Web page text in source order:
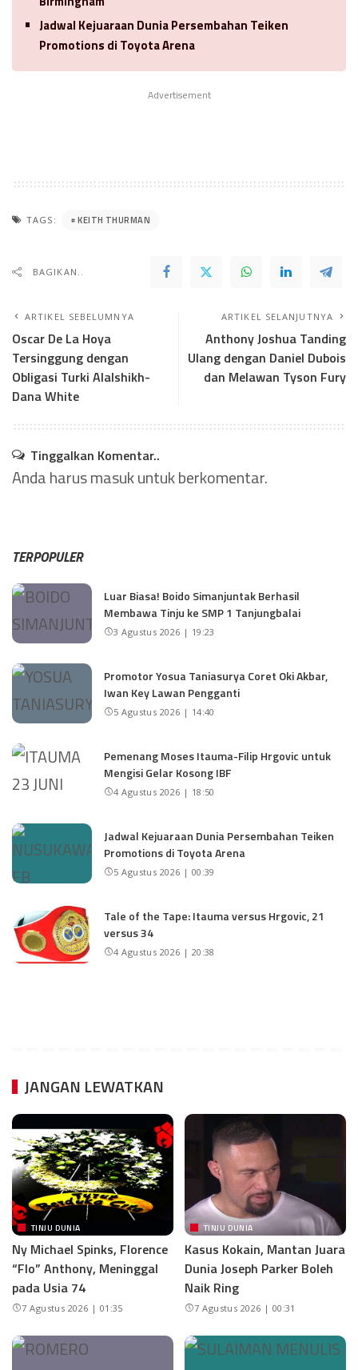
Jadwal Kejuaraan Dunia Persembahan Teiken
Promotions di Toyota Arena
Advertisement
TAGS: KEITH THURMAN
BAGIKAN..
ARTIKEL SEBELUMNYA
Oscar De La Hoya
Tersinggung dengan
Obligasi Turki Alalshikh-
Dana White
ARTIKEL SELANJUTNYA
Anthony Joshua Tanding
Ulang dengan Daniel Dubois
dan Melawan Tyson Fury
Tinggalkan Komentar..
Anda harusmasukuntuk berkomentar.
TERPOPULER
Luar Biasa! Boido Simanjuntak Berhasil
Membawa Tinju ke SMP 1 Tanjungbalai
3 Agustus 2026 | 19:23
Promotor Yosua Taniasurya Coret Oki Akbar,
Iwan Key Lawan Pengganti
5 Agustus 2026 | 14:40
Pemenang Moses Itauma-Filip Hrgovic untuk
Mengisi Gelar Kosong IBF
4 Agustus 2026 | 18:50
Jadwal Kejuaraan Dunia Persembahan Teiken
Promotions di Toyota Arena
5 Agustus 2026 | 00:39
Tale of the Tape: Itauma versus Hrgovic, 21
versus 34
4 Agustus 2026 | 20:38
JANGAN LEWATKAN
TINJU DUNIA
Ny Michael Spinks, Florence
“Flo” Anthony, Meninggal
pada Usia 74
7 Agustus 2026 | 01:35
TINJU DUNIA
Kasus Kokain, Mantan Juara
Dunia Joseph Parker Boleh
Naik Ring
7 Agustus 2026 | 00:31